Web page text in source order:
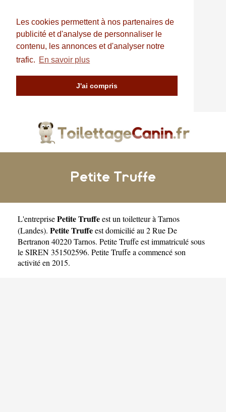
Les cookies permettent à nos partenaires de
publicité et d'analyse de personnaliser le
contenu, les annonces et d'analyser notre
trafic. En savoir plus
J'ai compris
Petite Truffe
L'entreprisePetite Truffeest un toiletteur à Tarnos
(Landes). Petite Truffeest domicilié au 2 Rue De
Bertranon 40220 Tarnos. Petite Truffe est immatriculé sous
le SIREN 351502596. Petite Truffe a commencé son
activité en 2015.